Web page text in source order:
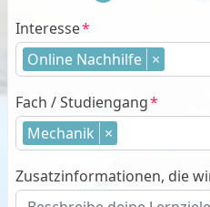
Interesse
Online Nachhilfe ×
Fach / Studiengang
Mechanik ×
Zusatzinformationen, die